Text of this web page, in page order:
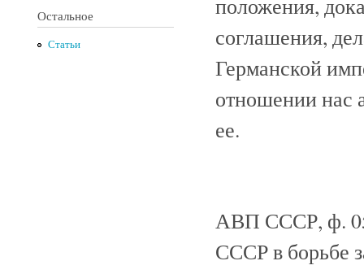
Остальное
Статьи
соглашения,
Германской
отношении нас
ее.
АВП СССР, ф.
СССР в борьбе